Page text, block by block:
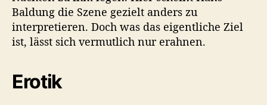
Baldung die Szene gezielt anders zu
interpretieren. Doch was das eigentliche Ziel
ist, lässt sich vermutlich nur erahnen.
Erotik